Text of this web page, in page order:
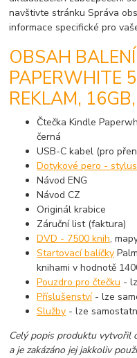
navštivte stránku Správa
informace specifické pro
OBSAH
PAPERWHITE
REKLAM,
Čtečka Kindle
černá
USB-C kabel (pro
Dotykové pero - stylus
Návod ENG
Návod CZ
Originál krabice
Záruční list (faktura)
DVD - 7500 knih,
Startovací balíčky
knihami v hodnotě
Pouzdro pro čtečku -
Příslušenství- lze
Služby - lze
Celý popis produktu vytvořil
a je zakázáno jej jakkoliv